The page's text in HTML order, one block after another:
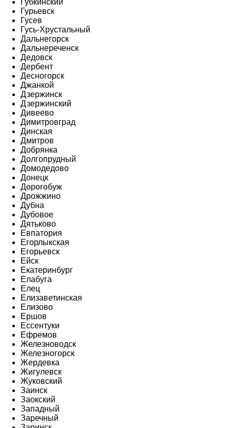
Губкинский
Гурьевск
Гусев
Гусь-Хрустальный
Дальнегорск
Дальнереченск
Дедовск
Дербент
Десногорск
Джанкой
Дзержинск
Дзержинский
Дивеево
Димитровград
Динская
Дмитров
Добрянка
Долгопрудный
Домодедово
Донецк
Дорогобуж
Дрожжино
Дубна
Дубовое
Дятьково
Евпатория
Егорлыкская
Егорьевск
Ейск
Екатеринбург
Елабуга
Елец
Елизаветинская
Елизово
Ершов
Ессентуки
Ефремов
Железноводск
Железногорск
Жердевка
Жигулевск
Жуковский
Заинск
Заокский
Западный
Заречный